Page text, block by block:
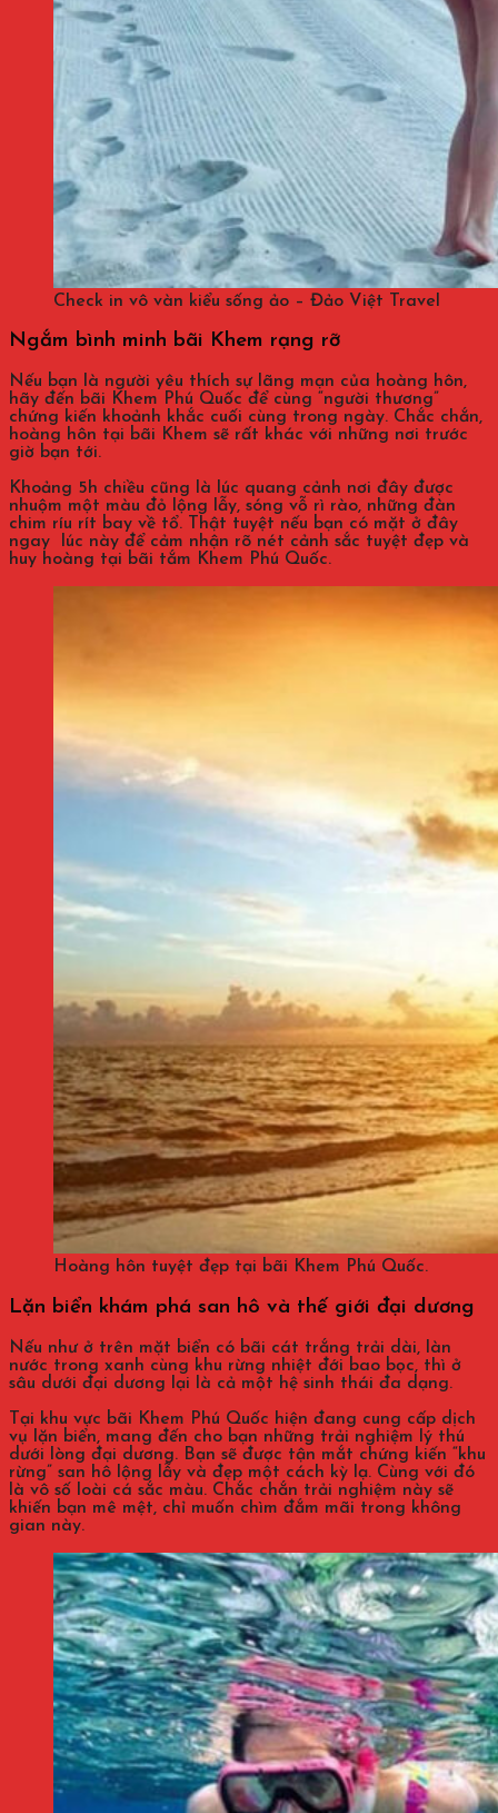
Check in vô vàn kiểu sống ảo – Đảo Việt Travel
Ngắm bình minh bãi Khem rạng rỡ
Nếu bạn là người yêu thích sự lãng mạn của hoàng hôn,
hãy đến bãi Khem Phú Quốc để cùng “người thương”
chứng kiến khoảnh khắc cuối cùng trong ngày. Chắc chắn,
hoàng hôn tại bãi Khem sẽ rất khác với những nơi trước
giờ bạn tới.
Khoảng 5h chiều cũng là lúc quang cảnh nơi đây được
nhuộm một màu đỏ lộng lẫy, sóng vỗ rì rào, những đàn
chim ríu rít bay về tổ. Thật tuyệt nếu bạn có mặt ở đây
ngay lúc này để cảm nhận rõ nét cảnh sắc tuyệt đẹp và
huy hoàng tại bãi tắm Khem Phú Quốc.
Hoàng hôn tuyệt đẹp tại bãi Khem Phú Quốc.
Lặn biển khám phá san hô và thế giới đại dương
Nếu như ở trên mặt biển có bãi cát trắng trải dài, làn
nước trong xanh cùng khu rừng nhiệt đới bao bọc, thì ở
sâu dưới đại dương lại là cả một hệ sinh thái đa dạng.
Tại khu vực bãi Khem Phú Quốc hiện đang cung cấp dịch
vụ lặn biển, mang đến cho bạn những trải nghiệm lý thú
dưới lòng đại dương. Bạn sẽ được tận mắt chứng kiến “khu
rừng” san hô lộng lẫy và đẹp một cách kỳ lạ. Cùng với đó
là vô số loài cá sắc màu. Chắc chắn trải nghiệm này sẽ
khiến bạn mê mệt, chỉ muốn chìm đắm mãi trong không
gian này.